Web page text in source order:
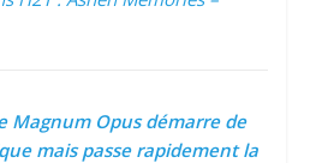
Magnum Opus démarre de
mais passe rapidement la